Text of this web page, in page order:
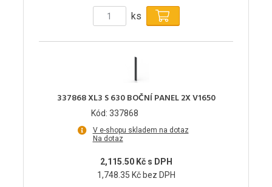
ks
337868 XL3 S 630 BOČNÍ PANEL 2X V1650
Kód: 337868
V e-shopu skladem na dotaz
Na dotaz
2,115.50 Kč s DPH
1,748.35 Kč bez DPH